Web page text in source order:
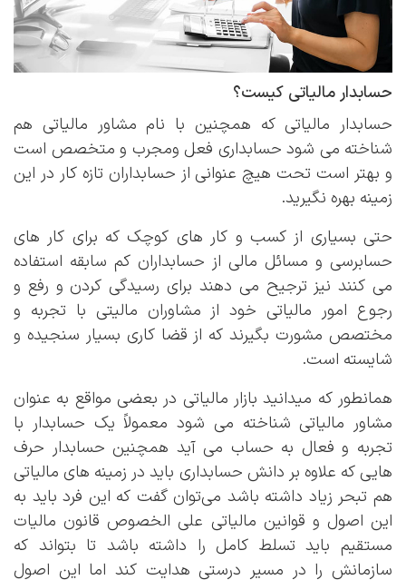
حسابدار مالیاتی کیست؟
حسابدار مالیاتی که همچنین با نام مشاور مالیاتی هم
شناخته می شود حسابداری فعل ومجرب و متخصص است
و بهتر است تحت هیچ عنوانی از حسابداران تازه کار در این
زمینه بهره نگیرید.
حتی بسیاری از کسب و کار های کوچک که برای کار های
حسابرسی و مسائل مالی از حسابداران کم سابقه استفاده
می کنند نیز ترجیح می دهند برای رسیدگی کردن و رفع و
رجوع امور مالیاتی خود از مشاوران مالیتی با تجربه و
مختصص مشورت بگیرند که از قضا کاری بسیار سنجیده و
شایسته است.
همانطور که میدانید بازار مالیاتی در بعضی مواقع به عنوان
مشاور مالیاتی شناخته می شود معمولاً یک حسابدار با
تجربه و فعال به حساب می آید همچنین حسابدار حرف
هایی که علاوه بر دانش حسابداری باید در زمینه های مالیاتی
هم تبحر زیاد داشته باشد می‌توان گفت که این فرد باید به
این اصول و قوانین مالیاتی علی الخصوص قانون مالیات
مستقیم باید تسلط کامل را داشته باشد تا بتواند که
سازمانش را در مسیر درستی هدایت کند اما این اصول